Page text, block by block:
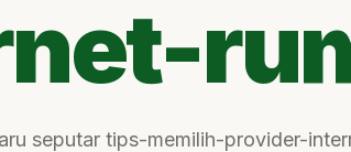
seputar tips-memilih-provider-